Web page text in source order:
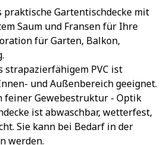
praktische Gartentischdecke mit
Saum und Fransen für Ihre
für Garten, Balkon,
strapazierfähigem PVC ist
und Außenbereich geeignet.
feiner Gewebestruktur - Optik
ist abwaschbar, wetterfest,
Sie kann bei Bedarf in der
werden.